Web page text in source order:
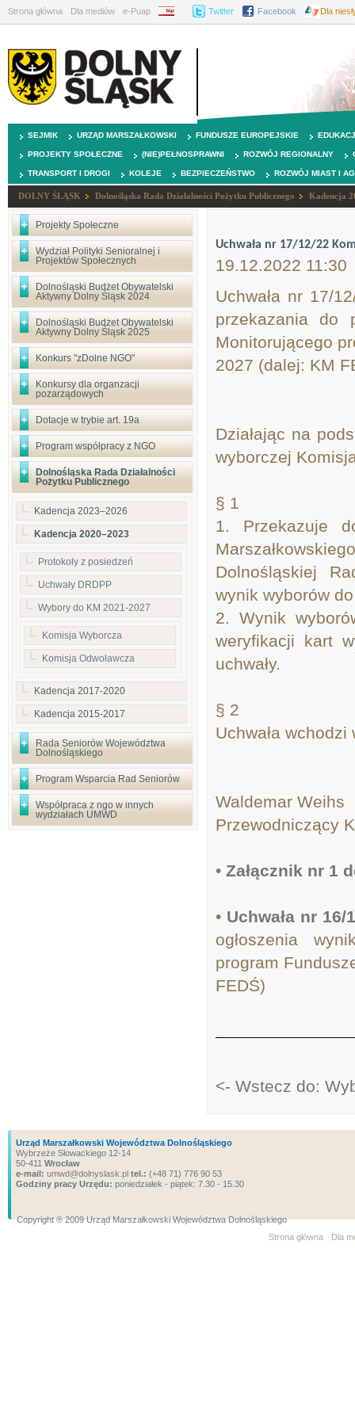
Strona główna Dla mediów e-Puap BIP Twitter Facebook Dla
SEJMIK URZĄD MARSZAŁKOWSKI FUNDUSZE EUROPEJSKIE
PROJEKTY SPOŁECZNE (NIE)PEŁNOSPRAWNI ROZWÓJ REGIONALNY
TRANSPORT I DROGI KOLEJE BEZPIECZEŃSTWO ROZWÓJ MIAST I
DOLNY ŚLĄSK Dolnośląska Rada Działalności Pożytku Publicznego Kadencja
Projekty Społeczne
Wydział Polityki Senioralnej i
Projektów Społecznych
Dolnośląski Budżet Obywatelski
Aktywny Dolny Śląsk 2024
Dolnośląski Budżet Obywatelski
Aktywny Dolny Śląsk 2025
Konkurs "zDolne NGO"
Konkursy dla organzacji
pozarządowych
Dotacje w trybie art. 19a
Program współpracy z NGO
Dolnośląska Rada Działalności
Pożytku Publicznego
Kadencja 2023–2026
Kadencja 2020–2023
Protokoły z posiedzeń
Uchwały DRDPP
Wybory do KM 2021-2027
Komisja Wyborcza
Komisja Odwoławcza
Kadencja 2017-2020
Kadencja 2015-2017
Rada Seniorów Województwa
Dolnośląskiego
Program Wsparcia Rad Seniorów
Współpraca z ngo w innych
wydziałach UMWD
Uchwała nr 17/12/22
19.12.2022 11:30
Uchwała nr 17/
przekazania do
Monitorującego
2027 (dalej: KM
Działając na
wyborczej
§ 1
1. Przekazuje
Dolnośląskiej
wynik wyborów
2. Wynik
weryfikacji kart
uchwały.
§ 2
Uchwała
Waldemar Weihs
Przewodniczący
• Załącznik nr 1
• Uchwała nr 16/
ogłoszenia
program
FEDŚ)
<- Wstecz do:
Urząd Marszałkowski Województwa Dolnośląskiego
Wybrzeże Słowackiego 12-14
50-411 Wrocław
e-mail: umwd@dolnyslask.pl tel.: (+48 71) 776 90 53
Godziny pracy Urzędu: poniedziałek - piątek: 7.30 - 15.30
Copyright ® 2009 Urząd Marszałkowski Województwa Dolnośląskiego
Strona główna
Dla